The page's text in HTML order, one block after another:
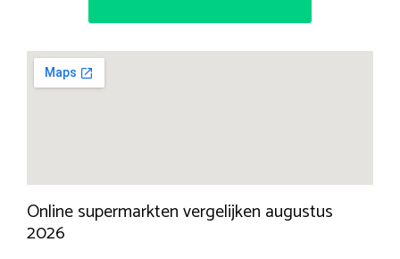
Online supermarkten vergelijken augustus
2026